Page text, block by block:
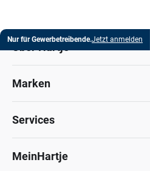
Nur für Gewerbetreibende.Jetzt anmelden
Marken
Services
MeinHartje